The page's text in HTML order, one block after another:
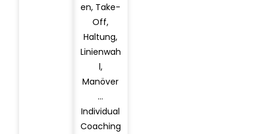
en, Take-
Off,
Haltung,
Linienwah
l,
Manöver
…
Individual
Coaching